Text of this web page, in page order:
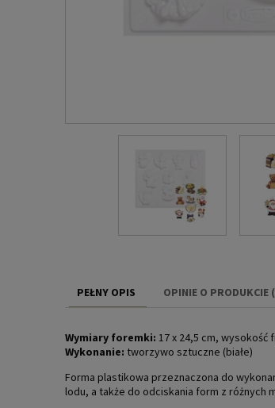
PEŁNY OPIS OPINIE O PRODUKCIE
Wymiary foremki: 17 x 24,5 cm, wysokość
Wykonanie: tworzywo sztuczne (białe)
Forma plastikowa przeznaczona do
lodu, a także do odciskania form z różnych